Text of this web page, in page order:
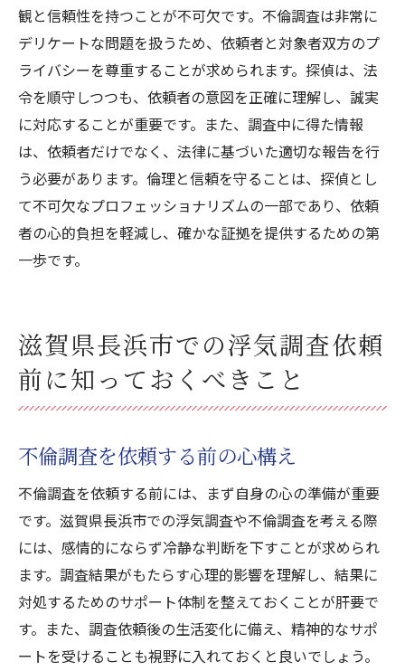
観と信頼性を持つことが不可欠です。不倫調査は非常に
デリケートな問題を扱うため、依頼者と対象者双方のプ
ライバシーを尊重することが求められます。探偵は、法
令を順守しつつも、依頼者の意図を正確に理解し、誠実
に対応することが重要です。また、調査中に得た情報
は、依頼者だけでなく、法律に基づいた適切な報告を行
う必要があります。倫理と信頼を守ることは、探偵とし
て不可欠なプロフェッショナリズムの一部であり、依頼
者の心的負担を軽減し、確かな証拠を提供するための第
一歩です。
滋賀県長浜市での浮気調査依頼
前に知っておくべきこと
不倫調査を依頼する前の心構え
不倫調査を依頼する前には、まず自身の心の準備が重要
です。滋賀県長浜市での浮気調査や不倫調査を考える際
には、感情的にならず冷静な判断を下すことが求められ
ます。調査結果がもたらす心理的影響を理解し、結果に
対処するためのサポート体制を整えておくことが肝要で
す。また、調査依頼後の生活変化に備え、精神的なサポ
ートを受けることも視野に入れておくと良いでしょう。